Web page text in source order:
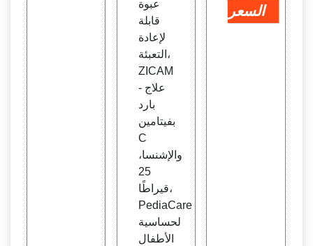
عبوة
قابلة
لإعادة
التعبئة،
ZICAM
- علاج
بارد
بفيتامين
C
والإشنسا،
25
قيراطًا،
PediaCare
لحساسية
الأطفال
السعر